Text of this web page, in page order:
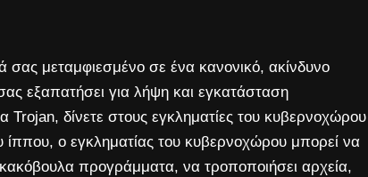
μεταμφιεσμένο σε ένα κανονικό, ακίνδυνο
εξαπατήσει για λήψη και εγκατάσταση
Trojan, δίνετε στους εγκληματίες του κυβερνοχώρου
ο εγκληματίας του κυβερνοχώρου μπορεί να
προγράμματα, να τροποποιήσει αρχεία,